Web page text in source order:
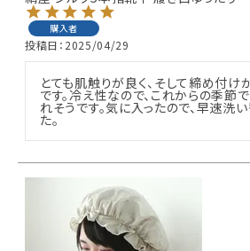
購入者
投稿日 2025/04/29
とても肌触りが良く、そして締め付け
です。冷え性なので、これからの季節
れそうです。気に入ったので、早速洗
た。